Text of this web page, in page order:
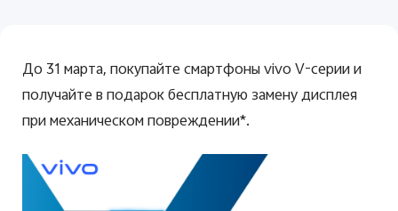
До 31 марта, покупайте смартфоны vivo V-серии и
получайте в подарок бесплатную замену дисплея
при механическом повреждении*.